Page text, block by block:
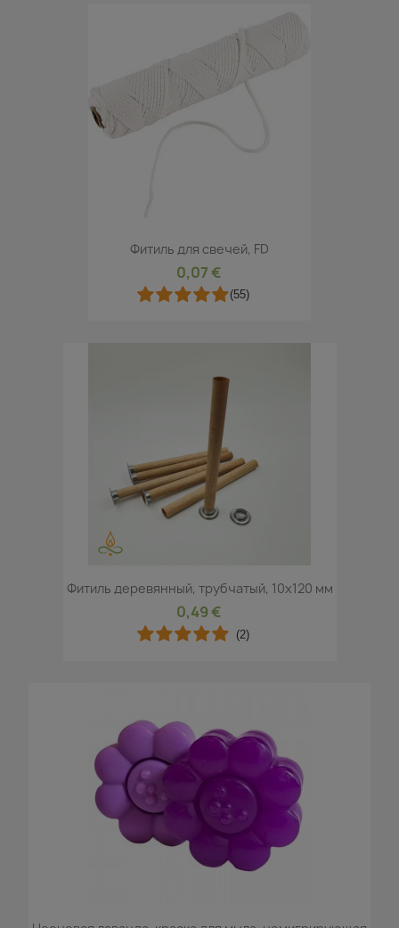
Фитиль для свечей, FD
0,07 €
(55)
Фитиль деревянный, трубчатый, 10x120 мм
0,49 €
(2)